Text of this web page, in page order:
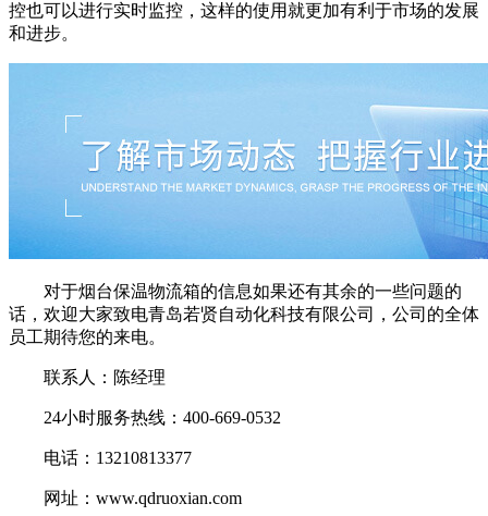
控也可以进行实时监控，这样的使用就更加有利于市场的发展
和进步。
对于烟台保温物流箱的信息如果还有其余的一些问题的
话，欢迎大家致电青岛若贤自动化科技有限公司，公司的全体
员工期待您的来电。
联系人：陈经理
24小时服务热线：400-669-0532
电话：13210813377
网址：www.qdruoxian.com